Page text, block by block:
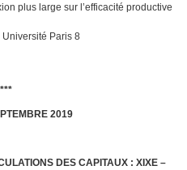
plus large sur l’efficacité productive
Université Paris 8
***
2019
DES CAPITAUX : XIXE –